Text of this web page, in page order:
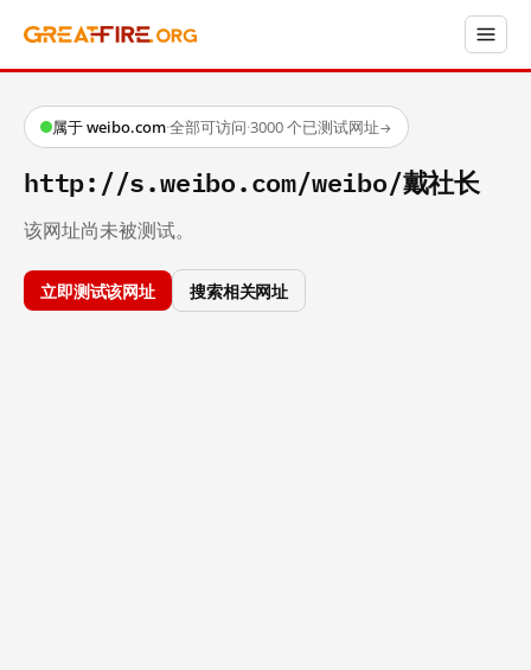
属于 weibo.com·全部可访问·3000 个已测试网址→
http://s.weibo.com/weibo/戴社长
该网址尚未被测试。
立即测试该网址 搜索相关网址